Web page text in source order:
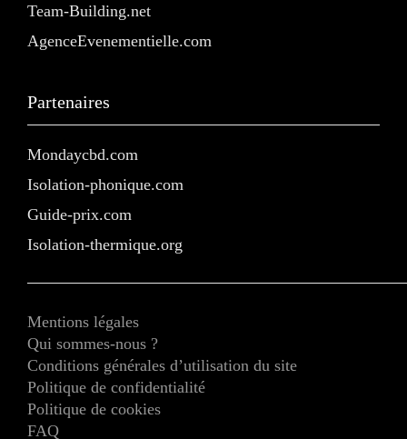
Team-Building.net
AgenceEvenementielle.com
Partenaires
Mondaycbd.com
Isolation-phonique.com
Guide-prix.com
Isolation-thermique.org
Mentions légales
Qui sommes-nous ?
Conditions générales d’utilisation du site
Politique de confidentialité
Politique de cookies
FAQ